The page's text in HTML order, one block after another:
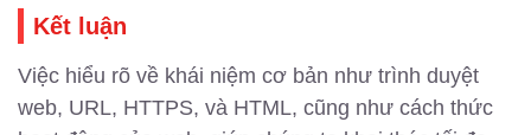
Kết luận
Việc hiểu rõ về khái niệm cơ bản như trình duyệt
web, URL, HTTPS, và HTML, cũng như cách thức